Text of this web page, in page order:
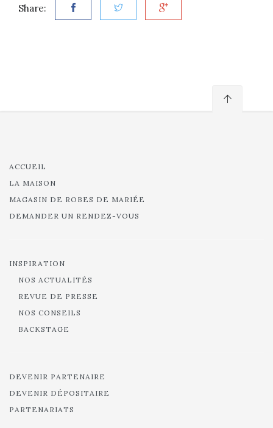
Share:
ACCUEIL
LA MAISON
MAGASIN DE ROBES DE MARIÉE
DEMANDER UN RENDEZ-VOUS
INSPIRATION
NOS ACTUALITÉS
REVUE DE PRESSE
NOS CONSEILS
BACKSTAGE
DEVENIR PARTENAIRE
DEVENIR DÉPOSITAIRE
PARTENARIATS